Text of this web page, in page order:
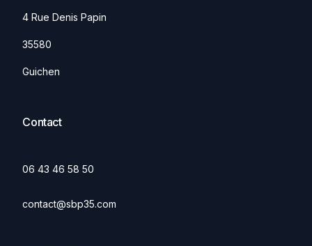
4 Rue Denis Papin
35580
Guichen
Contact
06 43 46 58 50
contact@sbp35.com